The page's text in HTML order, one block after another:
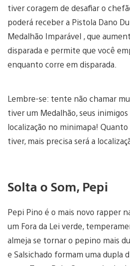
tiver coragem de desafiar o
poderá receber a Pistola Dano
Medalhão Imparável , que
disparada e permite que você
enquanto corre em disparada.
Lembre-se: tente não chamar
tiver um Medalhão, seus
localização no minimapa!
tiver, mais precisa será a
Solta o Som, Pepi
Pepi Pino é o mais novo rapper
um Fora da Lei verde,
almeja se tornar o pepino mais
e Salsichado formam uma dupla